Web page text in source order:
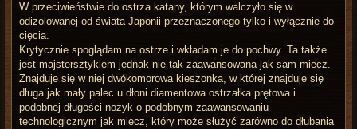
W przeciwieństwie do ostrza katany, którym walczyło się w
odizolowanej od świata Japonii przeznaczonego tylko i wyłącznie do
cięcia.
Krytycznie spoglądam na ostrze i wkładam je do pochwy. Ta także
jest majstersztykiem jednak nie tak zaawansowana jak sam miecz.
Znajduje się w niej dwókomorowa kieszonka, w której znajduje się
długa jak mały palec u dłoni diamentowa ostrzałka prętowa i
podobnej długości nożyk o podobnym zaawansowaniu
technologicznym jak miecz, który może służyć zarówno do dłubania